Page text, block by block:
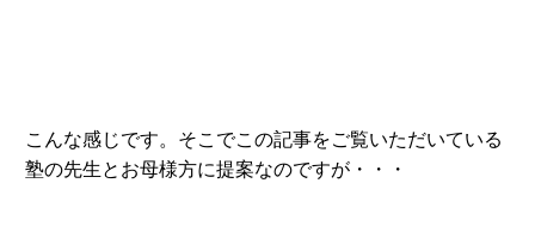
こんな感じです。そこでこの記事をご覧いただいている
塾の先生とお母様方に提案なのですが・・・